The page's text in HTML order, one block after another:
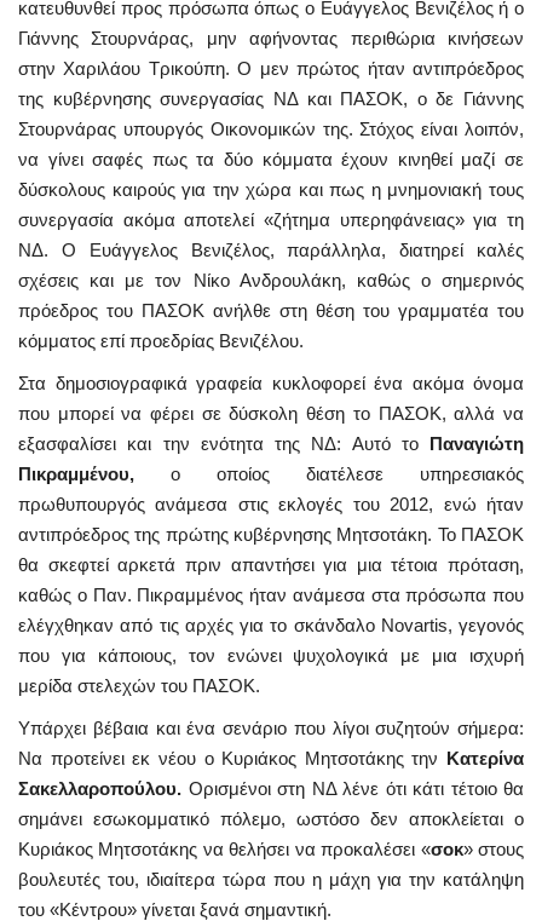
κατευθυνθεί προς πρόσωπα όπως ο Ευάγγελος Βενιζέλος ή ο
Γιάννης Στουρνάρας, μην αφήνοντας περιθώρια κινήσεων
στην Χαριλάου Τρικούπη. Ο μεν πρώτος ήταν αντιπρόεδρος
της κυβέρνησης συνεργασίας ΝΔ και ΠΑΣΟΚ, ο δε Γιάννης
Στουρνάρας υπουργός Οικονομικών της. Στόχος είναι λοιπόν,
να γίνει σαφές πως τα δύο κόμματα έχουν κινηθεί μαζί σε
δύσκολους καιρούς για την χώρα και πως η μνημονιακή τους
συνεργασία ακόμα αποτελεί «ζήτημα υπερηφάνειας» για τη
ΝΔ. Ο Ευάγγελος Βενιζέλος, παράλληλα, διατηρεί καλές
σχέσεις και με τον Νίκο Ανδρουλάκη, καθώς ο σημερινός
πρόεδρος του ΠΑΣΟΚ ανήλθε στη θέση του γραμματέα του
κόμματος επί προεδρίας Βενιζέλου.
Στα δημοσιογραφικά γραφεία κυκλοφορεί ένα ακόμα όνομα
που μπορεί να φέρει σε δύσκολη θέση το ΠΑΣΟΚ, αλλά να
εξασφαλίσει και την ενότητα της ΝΔ: Αυτό το Παναγιώτη
Πικραμμένου, ο οποίος διατέλεσε υπηρεσιακός
πρωθυπουργός ανάμεσα στις εκλογές του 2012, ενώ ήταν
αντιπρόεδρος της πρώτης κυβέρνησης Μητσοτάκη. Το ΠΑΣΟΚ
θα σκεφτεί αρκετά πριν απαντήσει για μια τέτοια πρόταση,
καθώς ο Παν. Πικραμμένος ήταν ανάμεσα στα πρόσωπα που
ελέγχθηκαν από τις αρχές για το σκάνδαλο Novartis, γεγονός
που για κάποιους, τον ενώνει ψυχολογικά με μια ισχυρή
μερίδα στελεχών του ΠΑΣΟΚ.
Υπάρχει βέβαια και ένα σενάριο που λίγοι συζητούν σήμερα:
Να προτείνει εκ νέου ο Κυριάκος Μητσοτάκης την Κατερίνα
Σακελλαροπούλου. Ορισμένοι στη ΝΔ λένε ότι κάτι τέτοιο θα
σημάνει εσωκομματικό πόλεμο, ωστόσο δεν αποκλείεται ο
Κυριάκος Μητσοτάκης να θελήσει να προκαλέσει «σοκ» στους
βουλευτές του, ιδιαίτερα τώρα που η μάχη για την κατάληψη
του «Κέντρου» γίνεται ξανά σημαντική.